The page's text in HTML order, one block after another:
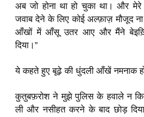
अब जो होना था हो चुका था। और
जवाब देने के लिए कोई अल्फ़ाज़ मौजूद ना
आँखों में आँसू उतर आए और मैंने
दिया।”
ये कहते हुए बूढ़े की धुंदली आँखें नमनाक
कुतुबफ़रोश ने मुझे पुलिस के हवाले न
ली और नसीहत करने के बाद छोड़